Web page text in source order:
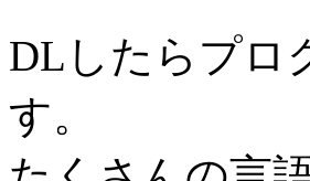
DLしたらプロ
す。